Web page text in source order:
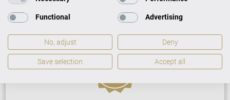
Functional Advertising
No, adjust Deny
Save selection Accept all